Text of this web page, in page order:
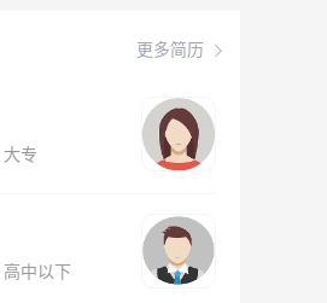
更多简历
大专
高中以下